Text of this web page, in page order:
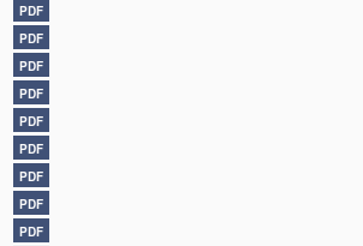
PDF
PDF
PDF
PDF
PDF
PDF
PDF
PDF
PDF